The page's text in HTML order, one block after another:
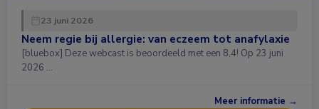
23 juni 2026
Neem regie bij allergie: van eczeem tot anafylaxie
[bluebox] Deze webcast is beoordeeld met een 8,4! Op 23 juni
2026 …
Meer informatie →